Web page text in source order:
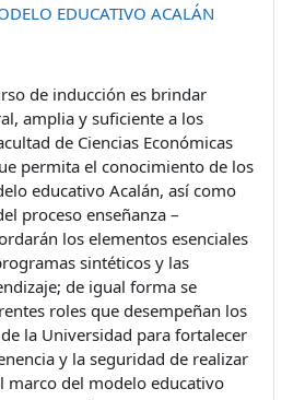
EDUCATIVO ACALÁN
de inducción es brindar
amplia y suficiente a los
de Ciencias Económicas
permita el conocimiento de los
educativo Acalán, así como
proceso enseñanza –
los elementos esenciales
sintéticos y las
de igual forma se
roles que desempeñan los
la Universidad para fortalecer
y la seguridad de realizar
marco del modelo educativo